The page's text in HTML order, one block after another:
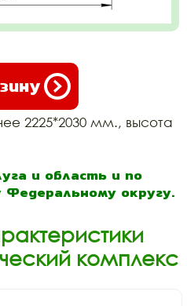
2225*2030 мм., высота
и область и по
округу.
комплекс